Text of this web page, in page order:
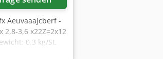
Aeuvaaajcberf -
3,6 x22Z=2x12
0,3 kg/St.